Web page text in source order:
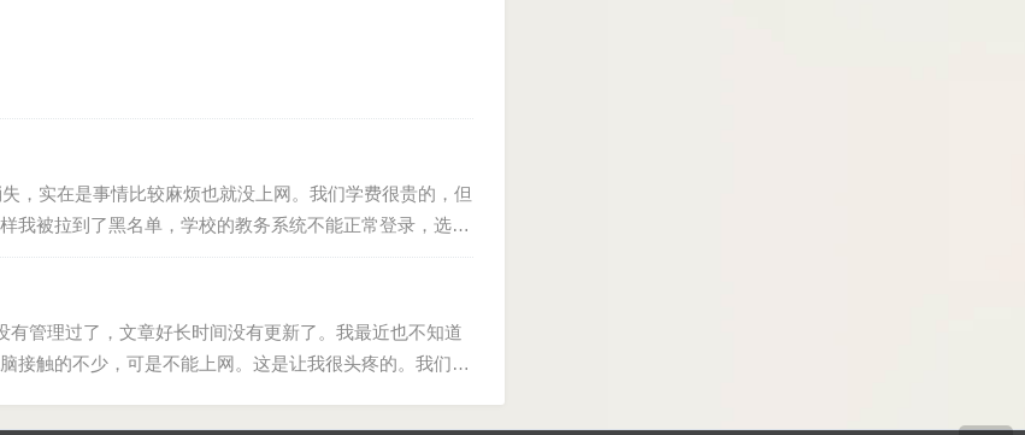
实在是事情比较麻烦也就没上网。我们学费很贵的，但
我被拉到了黑名单，学校的教务系统不能正常登录，选修
需要修够22…
管理过了，文章好长时间没有更新了。我最近也不知道
接触的不少，可是不能上网。这是让我很头疼的。我们学